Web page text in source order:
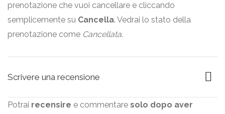
prenotazione che vuoi cancellare e cliccando
semplicemente su Cancella. Vedrai lo stato della
prenotazione come Cancellata.
Scrivere una recensione
Potrai recensire e commentare solo dopo aver